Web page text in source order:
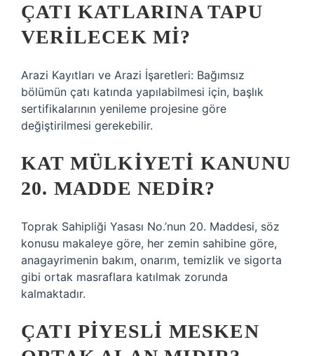
ÇATI KATLARINA TAPU
VERILECEK MI?
Arazi Kayıtları ve Arazi İşaretleri: Bağımsız
bölümün çatı katında yapılabilmesi için, başlık
sertifikalarının yenileme projesine göre
değiştirilmesi gerekebilir.
KAT MÜLKIYETI KANUNU
20. MADDE NEDIR?
Toprak Sahipliği Yasası No.’nun 20. Maddesi, söz
konusu makaleye göre, her zemin sahibine göre,
anagayrimenin bakım, onarım, temizlik ve sigorta
gibi ortak masraflara katılmak zorunda
kalmaktadır.
ÇATI PIYESLI MESKEN